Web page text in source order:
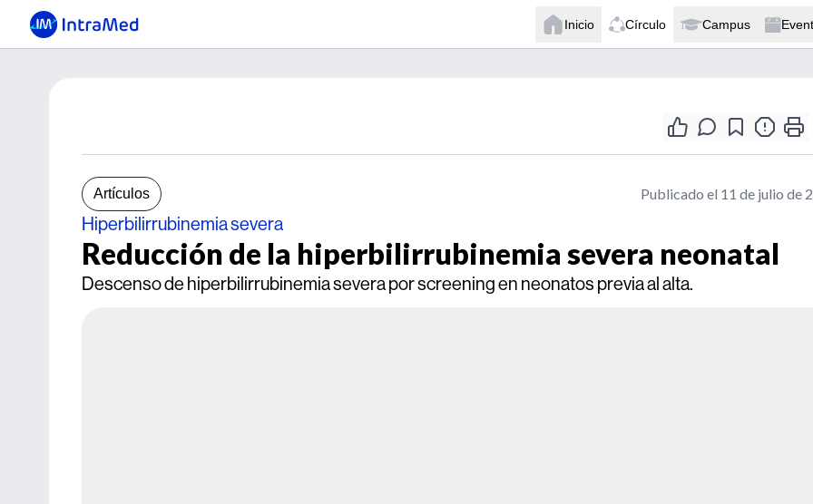
Inicio Círculo Campus
Artículos Publicado el 11 de julio de
Hiperbilirrubinemia severa
Reducción de la hiperbilirrubinemia severa neonatal
Descenso de hiperbilirrubinemia severa por screening en neonatos previa al alta.